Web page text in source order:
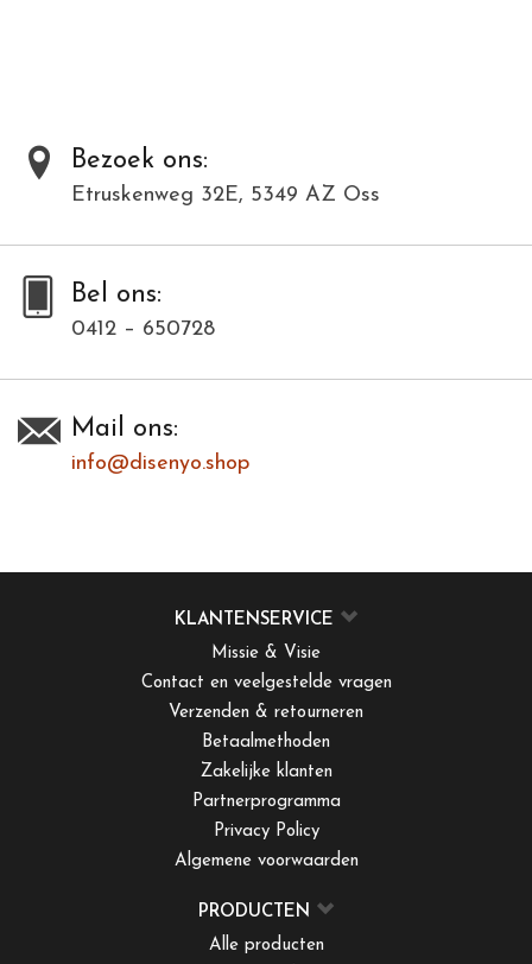
Bezoek ons:
Etruskenweg 32E, 5349 AZ Oss
Bel ons:
0412 – 650728
Mail ons:
info@disenyo.shop
KLANTENSERVICE
Missie & Visie
Contact en veelgestelde vragen
Verzenden & retourneren
Betaalmethoden
Zakelijke klanten
Partnerprogramma
Privacy Policy
Algemene voorwaarden
PRODUCTEN
Alle producten